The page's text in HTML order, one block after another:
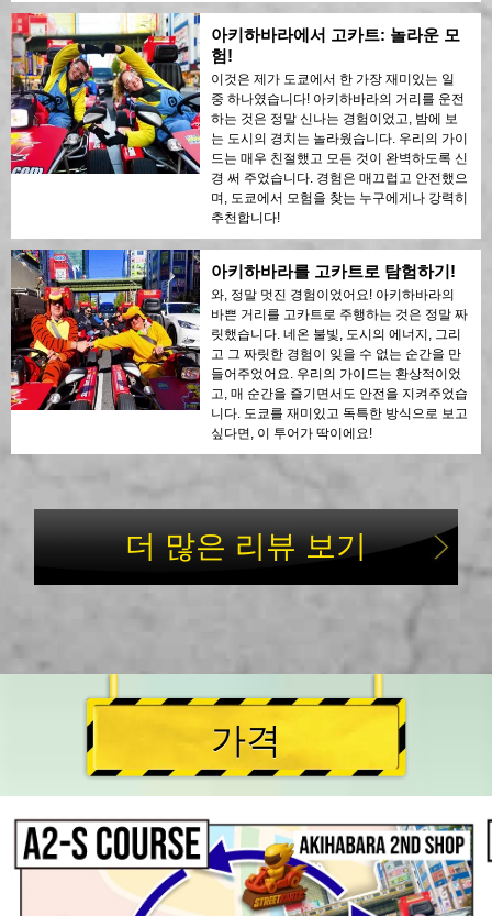
아키하바라에서 고카트: 놀라운 모
험!
이것은 제가 도쿄에서 한 가장 재미있는 일
중 하나였습니다! 아키하바라의 거리를 운전
하는 것은 정말 신나는 경험이었고, 밤에 보
는 도시의 경치는 놀라웠습니다. 우리의 가이
드는 매우 친절했고 모든 것이 완벽하도록 신
경 써 주었습니다. 경험은 매끄럽고 안전했으
며, 도쿄에서 모험을 찾는 누구에게나 강력히
추천합니다!
아키하바라를 고카트로 탐험하기!
와, 정말 멋진 경험이었어요! 아키하바라의
바쁜 거리를 고카트로 주행하는 것은 정말 짜
릿했습니다. 네온 불빛, 도시의 에너지, 그리
고 그 짜릿한 경험이 잊을 수 없는 순간을 만
들어주었어요. 우리의 가이드는 환상적이었
고, 매 순간을 즐기면서도 안전을 지켜주었습
니다. 도쿄를 재미있고 독특한 방식으로 보고
싶다면, 이 투어가 딱이에요!
더 많은 리뷰 보기
가격